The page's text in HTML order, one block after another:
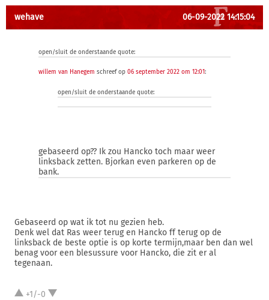
wehave 06-09-2022 14:15:04
open/sluit de onderstaande quote:
willem van Hanegem schreef op 06 september 2022 om 12:01:
open/sluit de onderstaande quote:
gebaseerd op?? Ik zou Hancko toch maar weer
linksback zetten. Bjorkan even parkeren op de
bank.
Gebaseerd op wat ik tot nu gezien heb.
Denk wel dat Ras weer terug en Hancko ff terug op de
linksback de beste optie is op korte termijn,maar ben dan wel
benag voor een blesussure voor Hancko, die zit er al
tegenaan.
+1/-0